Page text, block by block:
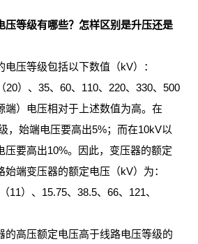
压等级有哪些？怎样区别是升压还是
电压等级包括以下数值（kV）：
20）、35、60、110、220、330、500
端）电压相对于上述数值为高。在
，始端电压要高出5%；而在10kV以
压要高出10%。因此，变压器的额定
端变压器的额定电压（kV）为：
11）、15.75、38.5、66、121、
的高压额定电压高于线路电压等级的